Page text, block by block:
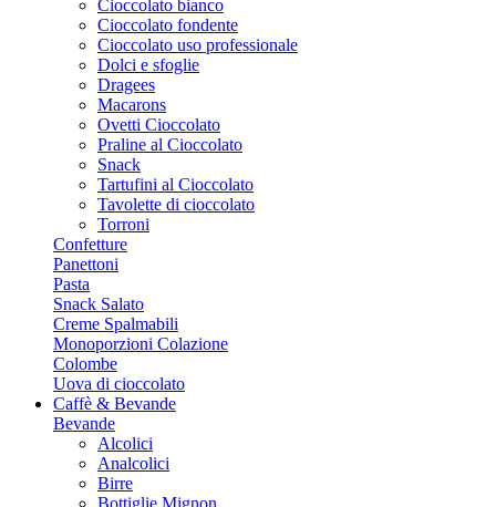
Cioccolato bianco
Cioccolato fondente
Cioccolato uso professionale
Dolci e sfoglie
Dragees
Macarons
Ovetti Cioccolato
Praline al Cioccolato
Snack
Tartufini al Cioccolato
Tavolette di cioccolato
Torroni
Confetture
Panettoni
Pasta
Snack Salato
Creme Spalmabili
Monoporzioni Colazione
Colombe
Uova di cioccolato
Caffè & Bevande
Bevande
Alcolici
Analcolici
Birre
Bottiglie Mignon